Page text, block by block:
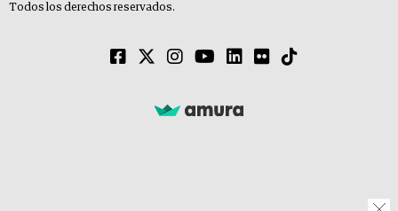
Todos los derechos reservados.